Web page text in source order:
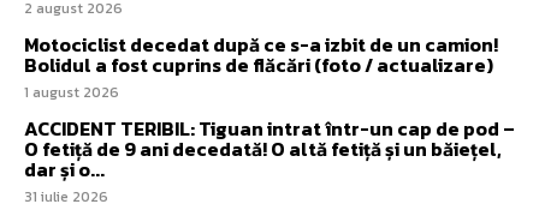
2 august 2026
Motociclist decedat după ce s-a izbit de un camion!
Bolidul a fost cuprins de flăcări (foto / actualizare)
1 august 2026
ACCIDENT TERIBIL: Tiguan intrat într-un cap de pod –
O fetiță de 9 ani decedată! O altă fetiță și un băiețel,
dar și o...
31 iulie 2026